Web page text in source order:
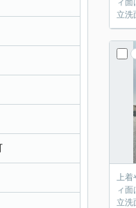
ィ
立洗
上着
ィ
立洗